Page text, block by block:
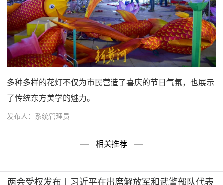
多种多样的花灯不仅为市民营造了喜庆的节日气氛，也展示
了传统东方美学的魅力。
发布人：系统管理员
相关推荐
两会受权发布丨习近平在出席解放军和武警部队代表